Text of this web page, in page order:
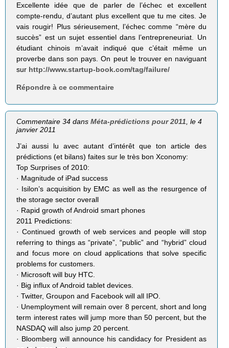
Excellente idée que de parler de l’échec et excellent
compte-rendu, d’autant plus excellent que tu me cites. Je
vais rougir! Plus sérieusement, l’échec comme “mère du
succès” est un sujet essentiel dans l’entrepreneuriat. Un
étudiant chinois m’avait indiqué que c’était même un
proverbe dans son pays. On peut le trouver en naviguant
sur http://www.startup-book.com/tag/failure/
Répondre à ce commentaire
Commentaire 34 dansMéta-prédictions pour 2011 , le 4
janvier 2011
J’ai aussi lu avec autant d’intérêt que ton article des
prédictions (et bilans) faites sur le très bon Xconomy:
Top Surprises of 2010:
· Magnitude of iPad success
· Isilon’s acquisition by EMC as well as the resurgence of
the storage sector overall
· Rapid growth of Android smart phones
2011 Predictions:
· Continued growth of web services and people will stop
referring to things as “private”, “public” and “hybrid” cloud
and focus more on cloud applications that solve specific
problems for customers.
· Microsoft will buy HTC.
· Big influx of Android tablet devices.
· Twitter, Groupon and Facebook will all IPO.
· Unemployment will remain over 8 percent, short and long
term interest rates will jump more than 50 percent, but the
NASDAQ will also jump 20 percent.
· Bloomberg will announce his candidacy for President as